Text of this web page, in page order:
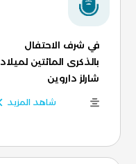
في شرف الاحتفال
بالذكرى المائتين لميلاد
شارلز داروين
شاهد المزيد